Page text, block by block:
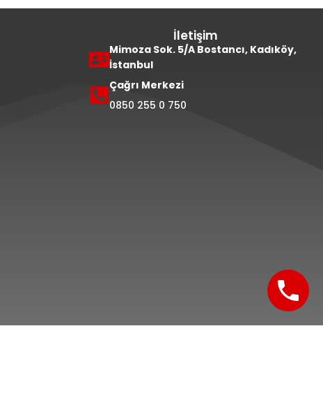
İletişim
Mimoza Sok. 5/A Bostancı, Kadıköy,
İstanbul
Çağrı Merkezi
0850 255 0 750